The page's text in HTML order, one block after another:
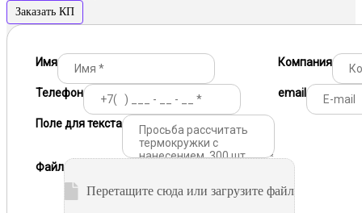
Заказать КП
Имя Компания
Телефон email
Поле для текста
Файл
Перетащите сюда или загрузите файл